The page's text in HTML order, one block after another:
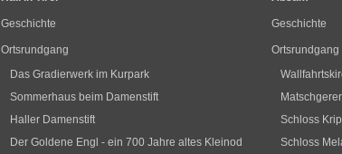
Geschichte
Ortsrundgang
Das Gradierwerk im Kurpark
Sommerhaus beim Damenstift
Haller Damenstift
Der Goldene Engl - ein 700 Jahre altes Kleinod
Geschichte
Ortsrundgang
Schloss
Schloss